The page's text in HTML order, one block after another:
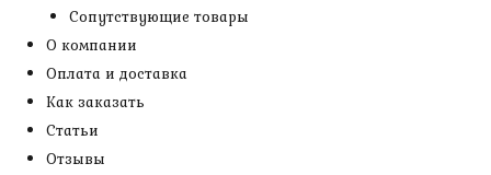
Сопутствующие товары
О компании
Оплата и доставка
Как заказать
Статьи
Отзывы